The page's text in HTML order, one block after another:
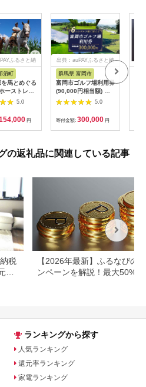
ふるさと納
須町
馬とめぐる
ーストレッ
乗ペア利用
限定】チケッ
ペア 体験
者歓迎〔P-
5.0
円
出典：auPAYふるさと納
群馬県 富岡市
富岡市ゴルフ場利用券
(90,000円相当額) ゴ
ルフ チケット 平日 土
日 祝日 プレー券 関東
群馬県 首都圏 F20E-
350
5.0
寄付金額: 300,000 円
の返礼品に関連している記事
税
率
【2026年最新】ふるなびの
ンペーンを解説！最大50%還
ランキングから探す
人気ランキング
還元率ランキング
家電ランキング